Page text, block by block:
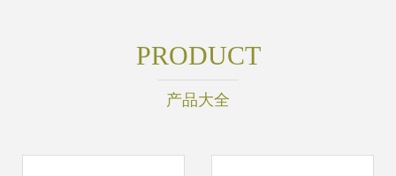
PRODUCT
产品大全